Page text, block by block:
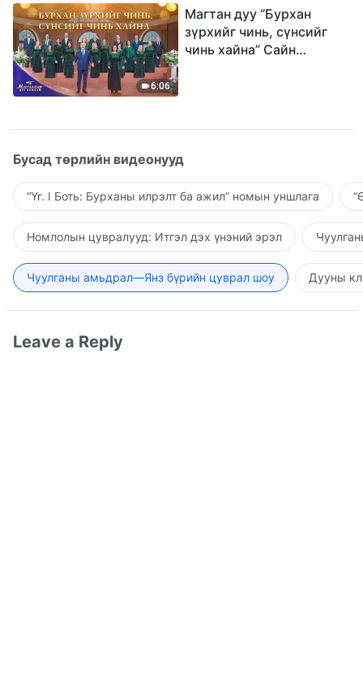
6:06
Магтан дуу “Бурхан
зүрхийг чинь, сүнсийг
чинь хайна” Сайн
Бусад төрлийн видеонууд
“Үг. I Боть: Бурханы илрэлт ба ажил” номын уншлага
Номлолын цувралууд: Итгэл дэх үнэний эрэл
Чуулганы амьдрал—Янз бүрийн цуврал шоу Дууны
Leave a Reply